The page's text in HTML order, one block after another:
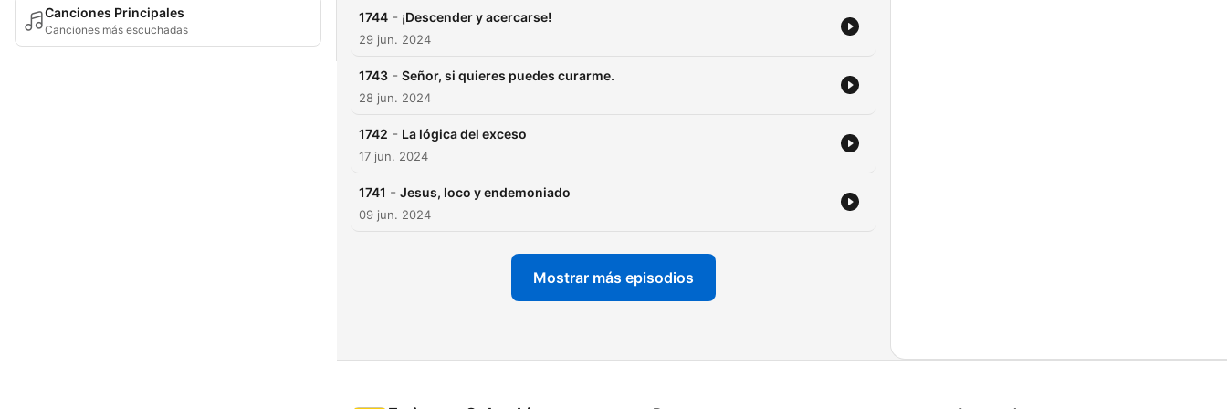
Canciones Principales
Canciones más escuchadas
1744 - ¡Descender y acercarse!
29 jun. 2024
1743 - Señor, si quieres puedes curarme.
28 jun. 2024
1742 - La lógica del exceso
17 jun. 2024
1741 - Jesus, loco y endemoniado
09 jun. 2024
Mostrar más episodios